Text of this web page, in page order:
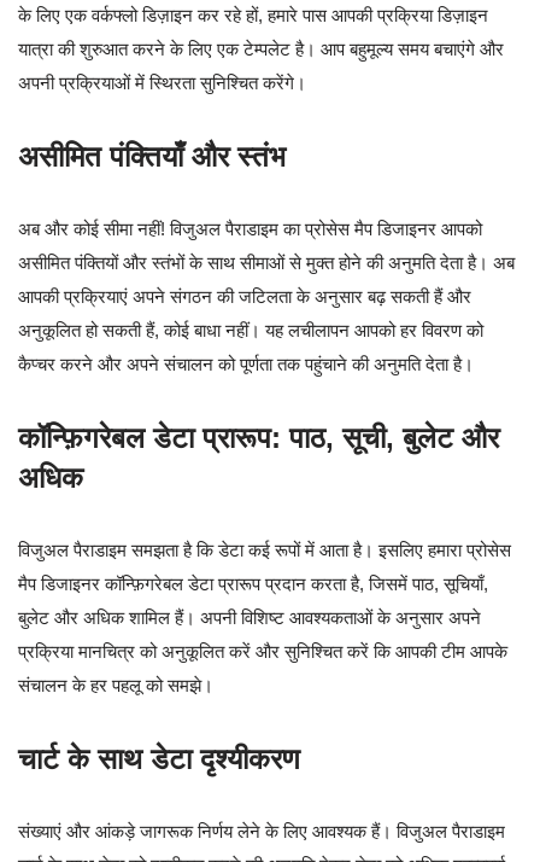
के लिए एक वर्कफ्लो डिज़ाइन कर रहे हों, हमारे पास आपकी प्रक्रिया डिज़ाइन
यात्रा की शुरुआत करने के लिए एक टेम्पलेट है। आप बहुमूल्य समय बचाएंगे और
अपनी प्रक्रियाओं में स्थिरता सुनिश्चित करेंगे।
असीमित पंक्तियाँ और स्तंभ
अब और कोई सीमा नहीं! विजुअल पैराडाइम का प्रोसेस मैप डिजाइनर आपको
असीमित पंक्तियों और स्तंभों के साथ सीमाओं से मुक्त होने की अनुमति देता है। अब
आपकी प्रक्रियाएं अपने संगठन की जटिलता के अनुसार बढ़ सकती हैं और
अनुकूलित हो सकती हैं, कोई बाधा नहीं। यह लचीलापन आपको हर विवरण को
कैप्चर करने और अपने संचालन को पूर्णता तक पहुंचाने की अनुमति देता है।
कॉन्फ़िगरेबल डेटा प्रारूप: पाठ, सूची, बुलेट और
अधिक
विजुअल पैराडाइम समझता है कि डेटा कई रूपों में आता है। इसलिए हमारा प्रोसेस
मैप डिजाइनर कॉन्फ़िगरेबल डेटा प्रारूप प्रदान करता है, जिसमें पाठ, सूचियाँ,
बुलेट और अधिक शामिल हैं। अपनी विशिष्ट आवश्यकताओं के अनुसार अपने
प्रक्रिया मानचित्र को अनुकूलित करें और सुनिश्चित करें कि आपकी टीम आपके
संचालन के हर पहलू को समझे।
चार्ट के साथ डेटा दृश्यीकरण
संख्याएं और आंकड़े जागरूक निर्णय लेने के लिए आवश्यक हैं। विजुअल पैराडाइम